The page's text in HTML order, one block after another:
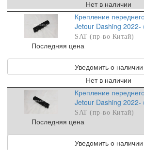
Нет в наличии
Крепление
Jetour Dashing 2022-
SAT (пр-во Китай)
Последняя цена
Уведомить о наличии
Нет в наличии
Крепление
Jetour Dashing 2022-
SAT (пр-во Китай)
Последняя цена
Уведомить о наличии